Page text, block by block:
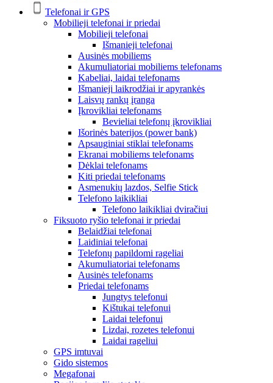
Telefonai ir GPS
Mobilieji telefonai ir priedai
Mobilieji telefonai
Išmanieji telefonai
Ausinės mobiliems
Akumuliatoriai mobiliems telefonams
Kabeliai, laidai telefonams
Išmanieji laikrodžiai ir apyrankės
Laisvų rankų įranga
Įkrovikliai telefonams
Bevieliai telefonų įkrovikliai
Išorinės baterijos (power bank)
Apsauginiai stiklai telefonams
Ekranai mobiliems telefonams
Dėklai telefonams
Kiti priedai telefonams
Asmenukių lazdos, Selfie Stick
Telefono laikikliai
Telefono laikikliai dviračiui
Fiksuoto ryšio telefonai ir priedai
Belaidžiai telefonai
Laidiniai telefonai
Telefonų papildomi rageliai
Akumuliatoriai telefonams
Ausinės telefonams
Priedai telefonams
Jungtys telefonui
Kištukai telefonui
Laidai telefonui
Lizdai, rozetes telefonui
Laidai rageliui
GPS imtuvai
Gido sistemos
Megafonai